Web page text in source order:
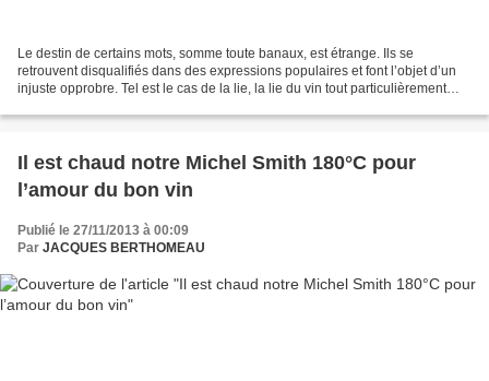
Le destin de certains mots, somme toute banaux, est étrange. Ils se
retrouvent disqualifiés dans des expressions populaires et font l’objet d’un
injuste opprobre. Tel est le cas de la lie, la lie du vin tout particulièrement
Il est chaud notre Michel Smith 180°C pour
l’amour du bon vin
Publié le 27/11/2013 à 00:09
Par JACQUES BERTHOMEAU